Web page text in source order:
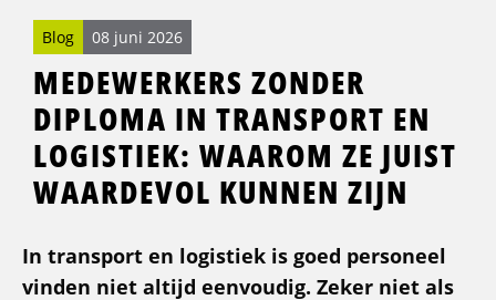
Blog 08 juni 2026
MEDEWERKERS ZONDER
DIPLOMA IN TRANSPORT EN
LOGISTIEK: WAAROM ZE JUIST
WAARDEVOL KUNNEN ZIJN
In transport en logistiek is goed personeel
vinden niet altijd eenvoudig. Zeker niet als